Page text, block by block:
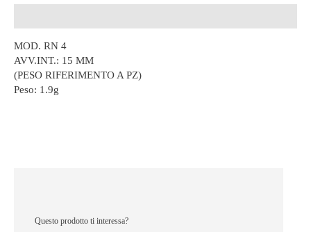
Questo prodotto ti interessa?
MOD. RN 4
AVV.INT.: 15 MM
(PESO RIFERIMENTO A PZ)
Peso: 1.9g